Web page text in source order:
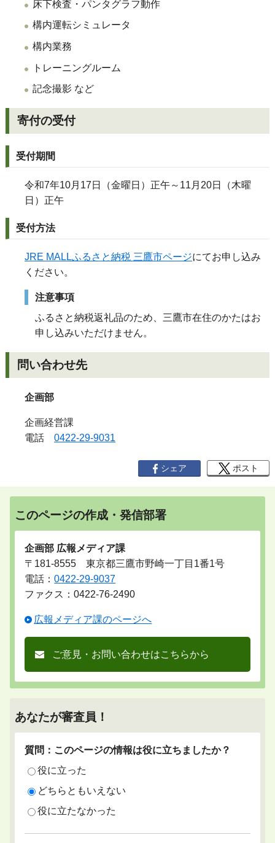
床下検査・パンタグラフ動作
構内運転シミュレータ
構内業務
トレーニングルーム
記念撮影 など
寄付の受付
受付期間
令和7年10月17日（金曜日）正午～11 月20日（木曜
日）正午
受付方法
JRE MALLふるさと納税 三鷹市ページにてお申し込み
ください。
注意事項
ふるさと納税返礼品のため、三鷹市在住のかたはお
申 し込みいただけません。
問い合わせ先
企画部
企画経営課
電話 0422-29-9031
シェア ポスト
このページの作成・発信部署
企画部 広報メディア課
〒181-8555 東京都三鷹市野崎一丁目1番1号
電話：0422-29-9037
ファクス：0422-76-2490
広報メディア課のページへ
ご意見・お問い合わせはこちらから
あなたが審査員！
質問：このページの情報は役に立ちましたか？
役に立った
どちらともいえない
役に立たなかった